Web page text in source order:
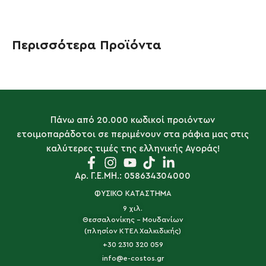
Περισσότερα Προϊόντα
Πάνω από 20.000 κωδικοί προιόντων
ετοιμοπαράδοτοι σε περιμένουν στα ράφια μας στις
καλύτερες τιμές της ελληνικής Αγοράς!
Αρ. Γ.Ε.ΜΗ.: 058634304000
ΦΥΣΙΚΟ ΚΑΤΑΣΤΗΜΑ
9 χιλ.
Θεσσαλονίκης - Μουδανίων
(πλησίον ΚΤΕΛ Χαλκιδικής)
+30 2310 320 059
info@e-costos.gr